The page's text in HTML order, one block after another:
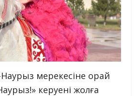
мерекесіне орай
керуені жолға